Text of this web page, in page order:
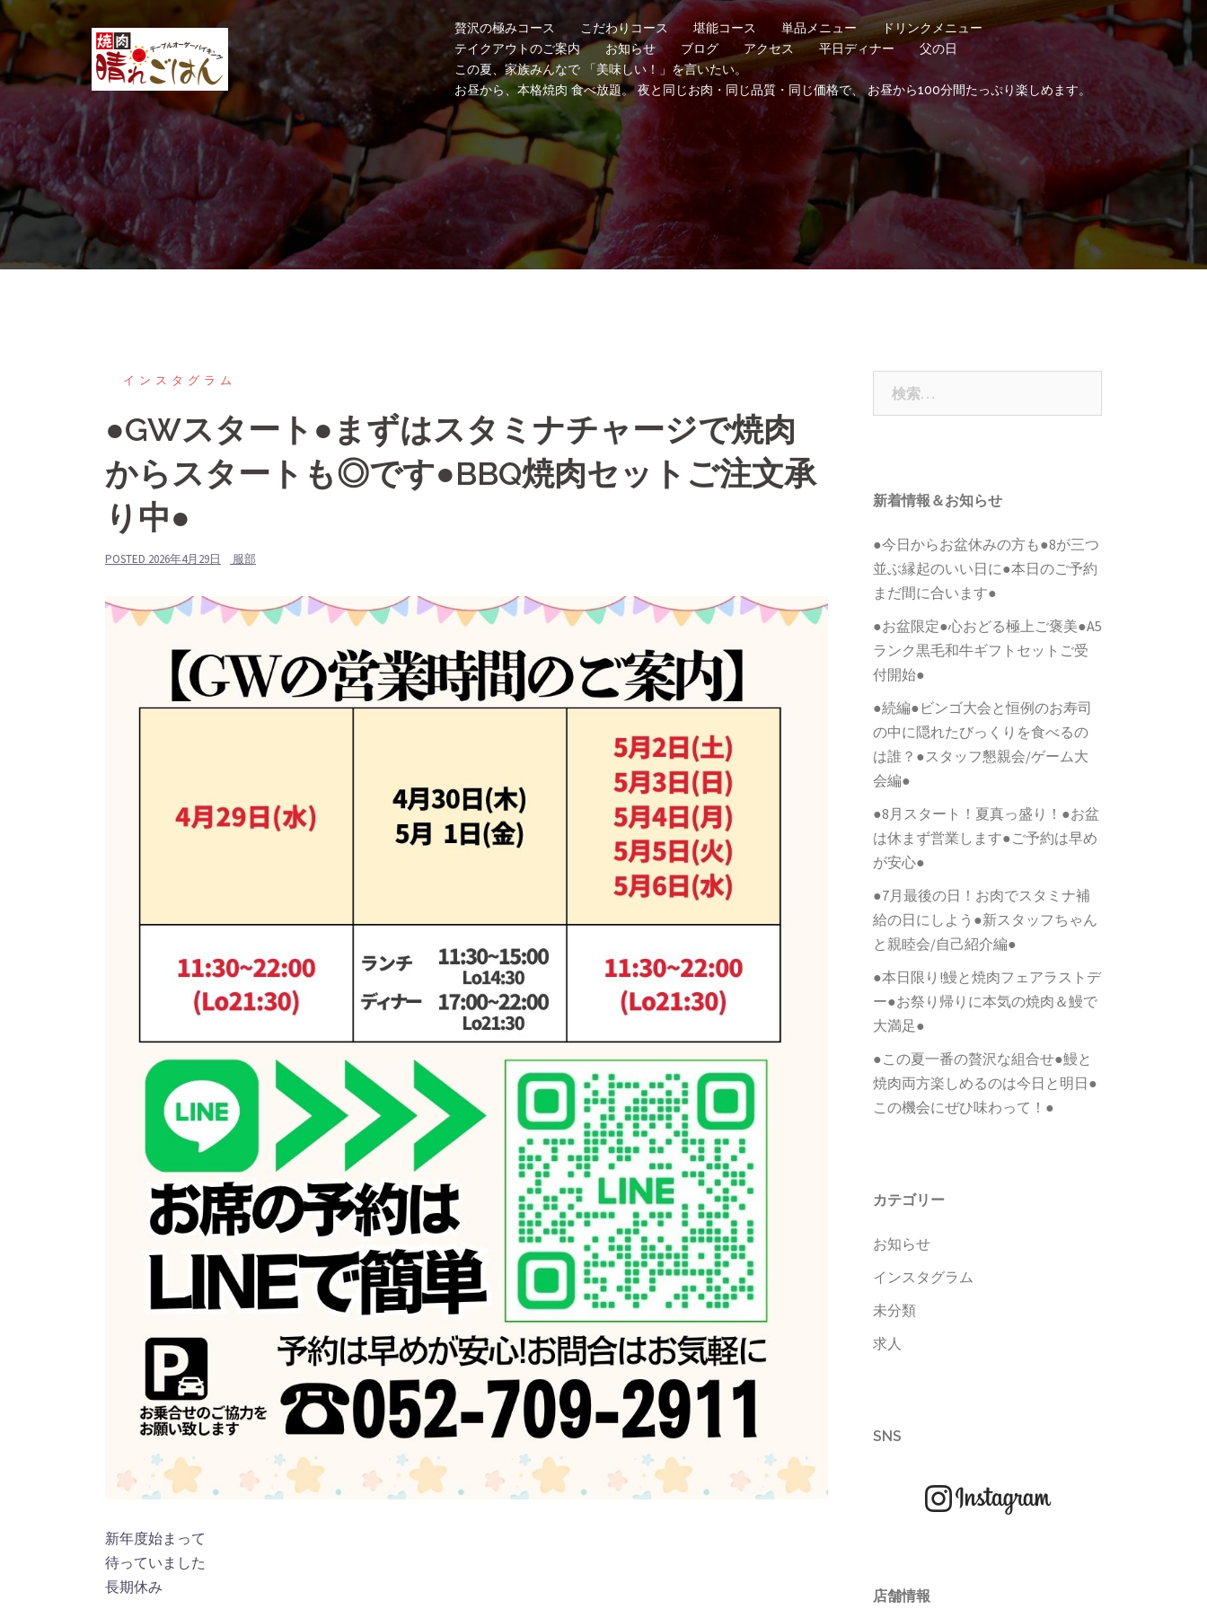
コ
ン
テ
ン
ス
キ
ッ
プ
贅沢の極みコース こだわりコース 堪能コース 単品メニュー
ドリンクメニュー
テイクアウトのご案内
お知らせ ブログ アクセス 平日ディナー
父の日
この夏、家族みんなで 「美味しい！」を言いたい。
お昼から、本格焼肉 食べ放題。 夜と同じお肉・同じ品質・同じ価格で、 お昼から100分間たっぷり楽しめます。
インスタグラム
●GWスタート●まずはスタミナチャージで焼肉
からスタートも◎です●BBQ焼肉セットご注文承
り中●
POSTED 2026年4月29日 服部
新年度始まって
待っていました
長期休み
新着情報＆お知らせ
●今日からお盆休みの方も●8が三つ
並ぶ縁起のいい日に●本日のご予約
まだ間に合います●
●お盆限定●心おどる極上ご褒美●A5
ランク黒毛和牛ギフトセットご受
付開始●
●続編●ビンゴ大会と恒例のお寿司
の中に隠れたびっくりを食べるの
は誰？●スタッフ懇親会/ゲーム大
会編●
●8月スタート！夏真っ盛り！●お盆
は休まず営業します●ご予約は早め
が安心●
●7月最後の日！お肉でスタミナ補
給の日にしよう●新スタッフちゃん
と親睦会/自己紹介編●
●本日限り!鰻と焼肉フェアラストデ
ー●お祭り帰りに本気の焼肉＆鰻で
大満足●
●この夏一番の贅沢な組合せ●鰻と
焼肉両方楽しめるのは今日と明日●
この機会にぜひ味わって！●
カテゴリー
お知らせ
インスタグラム
未分類
求人
SNS
店舗情報